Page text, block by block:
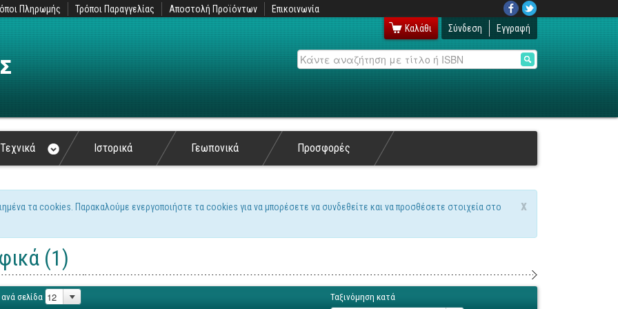
Πληρωμής Τρόποι Παραγγελίας Αποστολή Προϊόντων
Επικοινωνία
Καλάθι
Σύνδεση Εγγραφή
Αναζήτηση
Τεχνικά Ιστορικά Γεωπονικά Προσφορές
x
τα cookies. Παρακαλούμε ενεργοποιήστε τα cookies για να μπορέσετε να συνδεθείτε και να προσθέσετε στοιχεία στο
(1)
ανά σελίδα Ταξινόμηση κατά